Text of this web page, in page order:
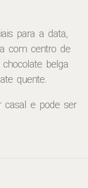
para a data,
com centro de
belga
quente.
casal e pode ser